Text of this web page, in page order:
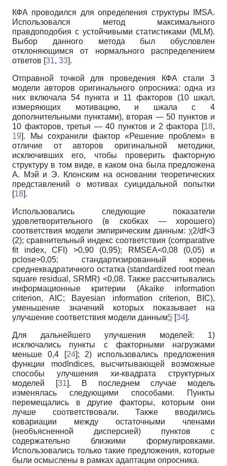
КФА проводился для определения структуры IMSA.
Использовался метод максимального
правдоподобия с устойчивыми статистиками (MLM).
Выбор данного метода был обусловлен
отклоняющимся от нормального распределением
ответов [31, 33].
Отправной точкой для проведения КФА стали 3
модели авторов оригинального опросника: одна из
них включала 54 пункта и 11 факторов (10 шкал,
измеряющих мотивацию, и шкала с 4
дополнительными пунктами), вторая — 50 пунктов и
10 факторов, третья — 40 пунктов и 2 фактора [18,
19]. Мы сохранили фактор «Решение проблем» в
отличие от авторов оригинальной методики,
исключивших его, чтобы проверить факторную
структуру в том виде, в каком она была предложена
А. Мэй и Э. Клонским на основании теоретических
представлений о мотивах суицидальной попытки
[18].
Использовались следующие показатели
удовлетворительного (в скобках — хорошего)
соответствия модели эмпирическим данным: χ2/df<3
(2); сравнительный индекс соответствия (comparative
fit index, CFI) >0,90 (0,95); RMSEA<0,08 (0,05) и
pclose>0,05; стандартизированный корень
среднеквадратичного остатка (standardized root mean
square residual, SRMR) <0,08. Также рассчитывались
информационные критерии (Akaike information
criterion, AIC; Bayesian information criterion, BIC),
уменьшение значений которых показывает на
улучшение соответствия модели данным5 [34].
Для дальнейшего улучшения моделей: 1)
исключались пункты с факторными нагрузками
меньше 0,4 [24]; 2) использовались предложения
функции modIndices, высчитывающей возможные
способы улучшения хи-квадрата структурных
моделей [31]. В последнем случае модель
изменялась следующими способами. Пункты
перемещались в другие факторы, которым они
лучше соответствовали. Также вводились
ковариации между остаточными членами
(необъясненной дисперсией) пунктов с
содержательно близкими формулировками.
Использовались только такие предложения, которые
были осмыслены в рамках адаптации опросника.